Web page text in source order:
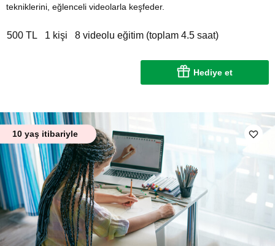
tekniklerini, eğlenceli videolarla keşfeder.
500 TL 1 kişi 8 videolu eğitim (toplam 4.5 saat)
Hediye et
10 yaş itibariyle